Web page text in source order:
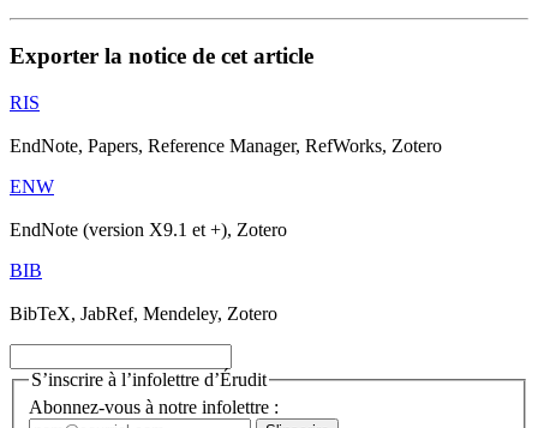
Exporter la notice de cet article
RIS
EndNote, Papers, Reference Manager, RefWorks, Zotero
ENW
EndNote (version X9.1 et +), Zotero
BIB
BibTeX, JabRef, Mendeley, Zotero
S’inscrire à l’infolettre d’Érudit
Abonnez-vous à notre infolettre :